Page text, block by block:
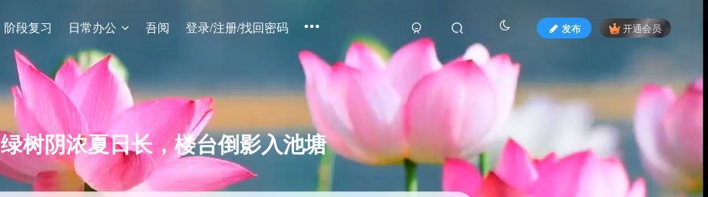
阶段复习 日常办公 吾阅 登录/注册/找回密码 发布 开通会员
绿树阴浓夏日长，楼台倒影入池塘